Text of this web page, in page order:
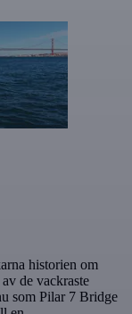
historien om
de vackraste
som Pilar 7 Bridge